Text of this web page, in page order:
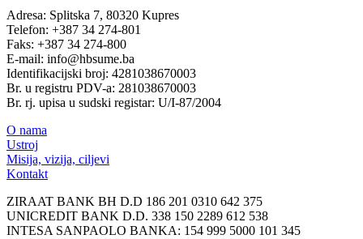
Adresa: Splitska 7, 80320 Kupres
Telefon: +387 34 274-801
Faks: +387 34 274-800
E-mail: info@hbsume.ba
Identifikacijski broj: 4281038670003
Br. u registru PDV-a: 281038670003
Br. rj. upisa u sudski registar: U/I-87/2004
O nama
Ustroj
Misija, vizija, ciljevi
Kontakt
ZIRAAT BANK BH D.D 186 201 0310 642 375
UNICREDIT BANK D.D. 338 150 2289 612 538
INTESA SANPAOLO BANKA: 154 999 5000 101 345